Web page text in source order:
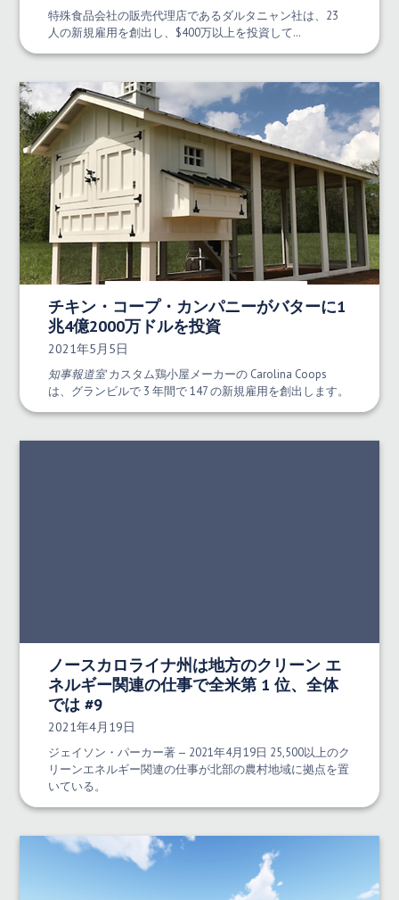
特殊食品会社の販売代理店であるダルタニャン社は、23
人の新規雇用を創出し、$400万以上を投資して…
チキン・コープ・カンパニーがバターに1
兆4億2000万ドルを投資
発行日:
2021年5月5日
知事報道室カスタム鶏小屋メーカーの Carolina Coops
は、グランビルで 3 年間で 147 の新規雇用を創出します。
ノースカロライナ州は地方のクリーン エ
ネルギー関連の仕事で全米第 1 位、全体
では #9
発行日:
2021年4月19日
ジェイソン・パーカー著 — 2021年4月19日 25,500以上のク
リーンエネルギー関連の仕事が北部の農村地域に拠点を置
いている。